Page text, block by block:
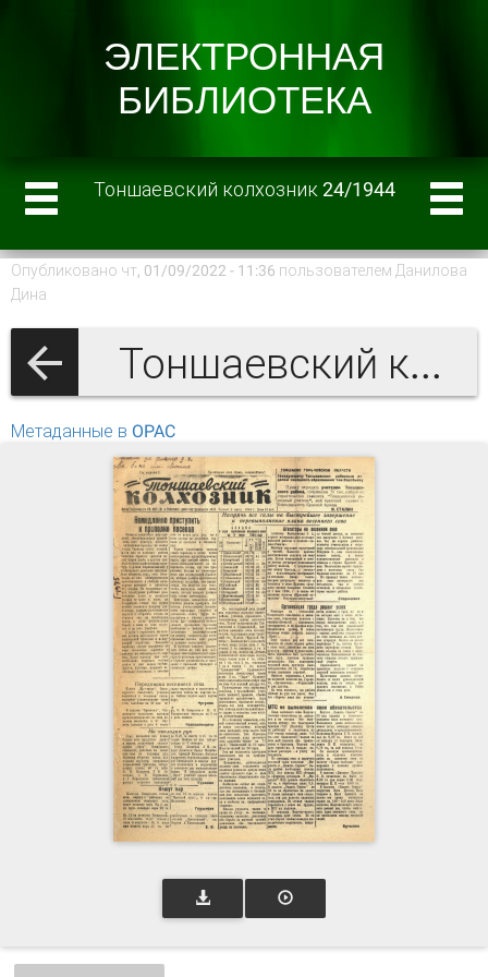
Тоншаевский колхозник 24/1944
Опубликовано чт, 01/09/2022 - 11:36 пользователем Данилова
Дина
Тоншаевский колхозник 1944 г.
Метаданные в OPAC